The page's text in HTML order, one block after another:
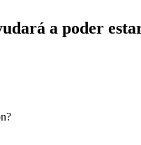
a poder